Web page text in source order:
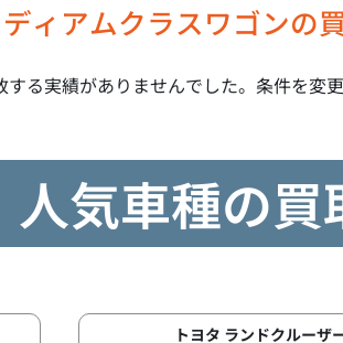
ィアムクラスワゴンの
する実績がありませんでした。条件を変
人気車種の買
トヨタ ランドクルーザ